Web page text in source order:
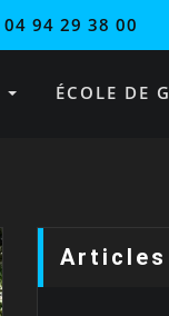
04 94 29 38 00
ÉCOLE DE
Articles